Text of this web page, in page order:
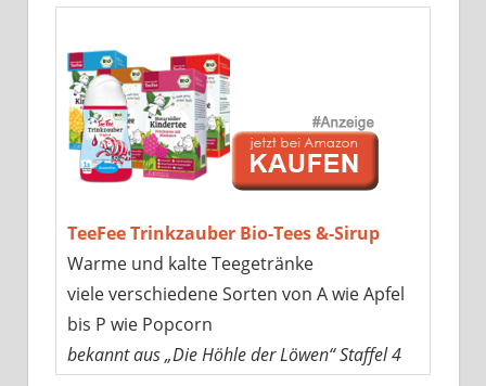
TeeFee Trinkzauber Bio-Tees &-Sirup
Warme und kalte Teegetränke
viele verschiedene Sorten von A wie Apfel
bis P wie Popcorn
bekannt aus „Die Höhle der Löwen“ Staffel 4